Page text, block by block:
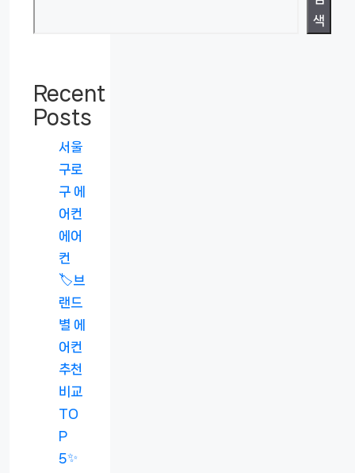
색
Recent
Posts
서울
구로
구 에
어컨
에어
컨
🏷️브
랜드
별 에
어컨
추천
비교
TO
P
5✨